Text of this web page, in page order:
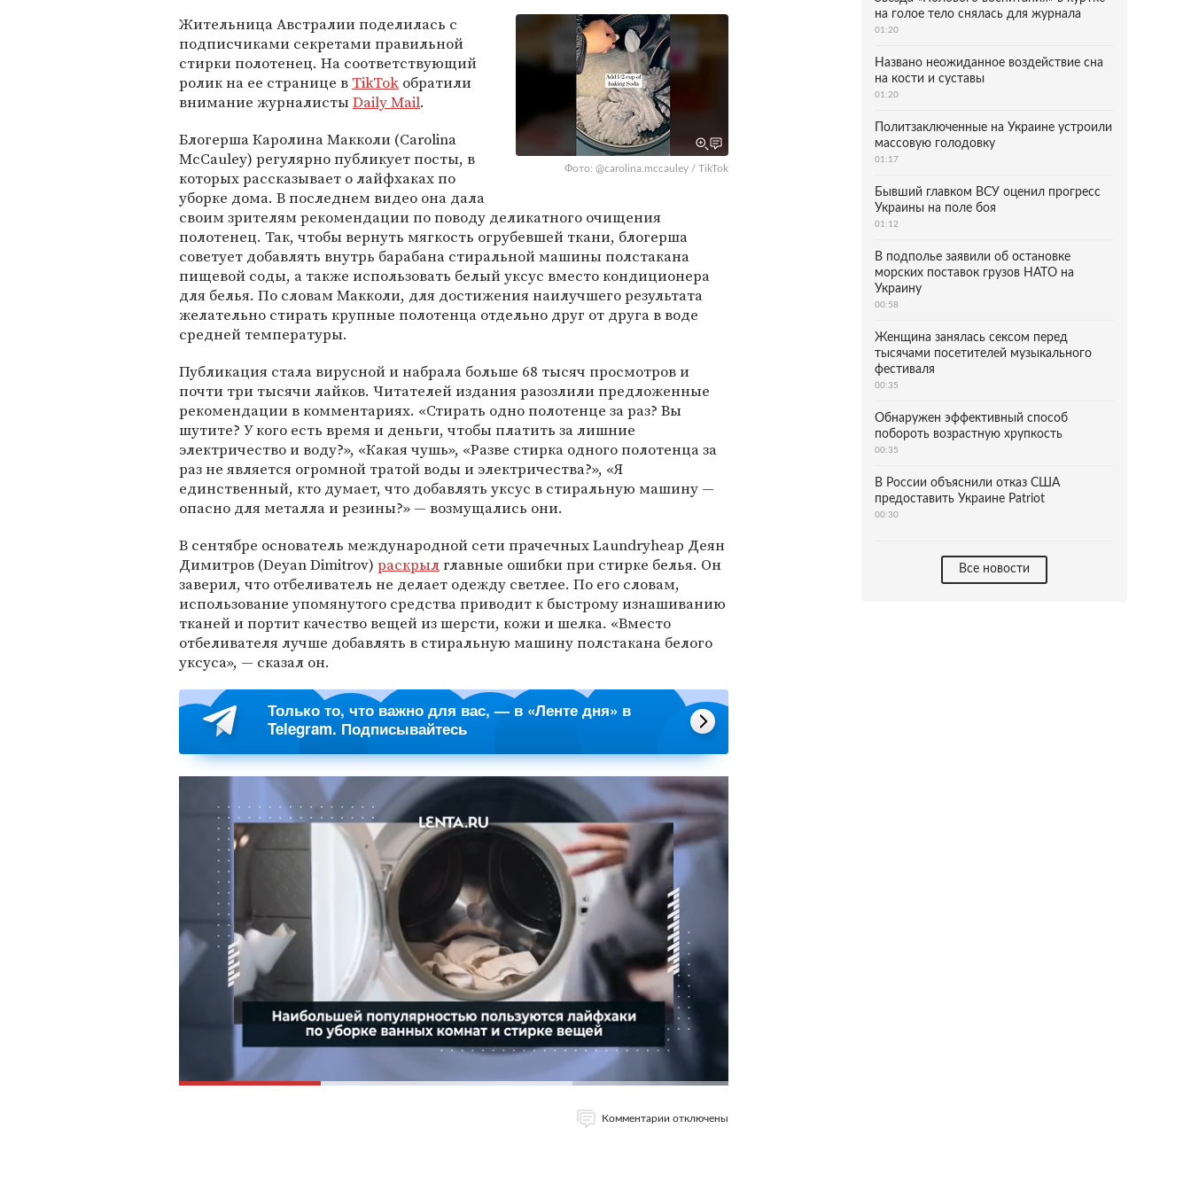
Фото: @carolina.mccauley / TikTok
Жительница Австралии поделилась с
подписчиками секретами правильной
стирки полотенец. На соответствующий
ролик на ее странице в TikTok обратили
внимание журналистыDaily Mail.
Блогерша Каролина Макколи (Carolina
McCauley) регулярно публикует посты, в
которых рассказывает о лайфхаках по
уборке дома. В последнем видео она дала
своим зрителям рекомендации по поводу деликатного очищения
полотенец. Так, чтобы вернуть мягкость огрубевшей ткани, блогерша
советует добавлять внутрь барабана стиральной машины полстакана
пищевой соды, а также использовать белый уксус вместо кондиционера
для белья. По словам Макколи, для достижения наилучшего результата
желательно стирать крупные полотенца отдельно друг от друга в воде
средней температуры.
Публикация стала вирусной и набрала больше 68 тысяч просмотров и
почти три тысячи лайков. Читателей издания разозлили предложенные
рекомендации в комментариях. «Стирать одно полотенце за раз? Вы
шутите? У кого есть время и деньги, чтобы платить за лишние
электричество и воду?», «Какая чушь», «Разве стирка одного полотенца за
раз не является огромной тратой воды и электричества?», «Я
единственный, кто думает, что добавлять уксус в стиральную машину —
опасно для металла и резины?» — возмущались они.
В сентябре основатель международной сети прачечных Laundryheap Деян
Димитров (Deyan Dimitrov) раскрылглавные ошибки при стирке белья. Он
заверил, что отбеливатель не делает одежду светлее. По его словам,
использование упомянутого средства приводит к быстрому изнашиванию
тканей и портит качество вещей из шерсти, кожи и шелка. «Вместо
отбеливателя лучше добавлять в стиральную машину полстакана белого
уксуса», — сказал он.
Только то, что важно для вас, — в «Ленте дня» в
Telegram. Подписывайтесь
Комментарии отключены
на голое тело снялась для журнала
01:20
Названо неожиданное воздействие сна
на кости и суставы
01:20
Политзаключенные на Украине устроили
массовую голодовку
01:17
Бывший главком ВСУ оценил прогресс
Украины на поле боя
01:12
В подполье заявили об остановке
морских поставок грузов НАТО на
Украину
00:58
Женщина занялась сексом перед
тысячами посетителей музыкального
фестиваля
00:35
Обнаружен эффективный способ
побороть возрастную хрупкость
00:35
В России объяснили отказ США
предоставить Украине Patriot
00:30
Все новости